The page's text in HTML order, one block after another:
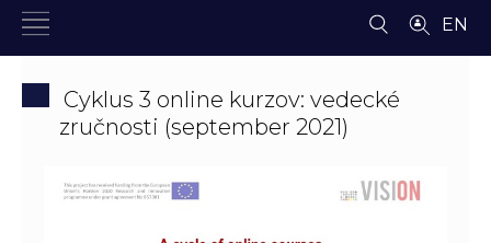
EN
Cyklus 3 online kurzov: vedecké
zručnosti (september 2021)